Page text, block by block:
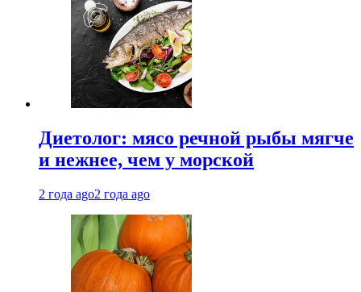
Диетолог: мясо речной рыбы мягче
и нежнее, чем у морской
2 года ago2 года ago